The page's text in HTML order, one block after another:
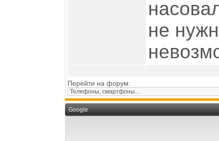
не
Перейти на форум:
Google